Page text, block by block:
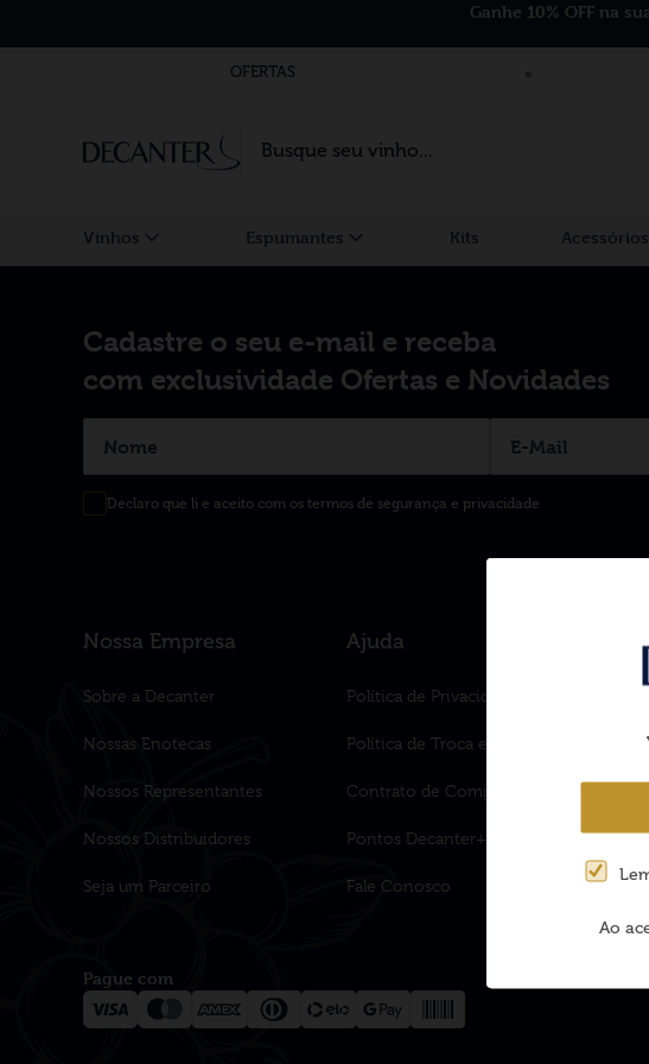
Ganhe 10% OFF na
OFERTAS
Vinhos Espumantes Kits Acessórios
Ao
Cadastre o seu e-mail e receba
com exclusividade Ofertas e Novidades
Declaro que li e aceito com os termos de segurança e privacidade
Nossa Empresa
Sobre a Decanter
Nossas Enotecas
Nossos Representantes
Nossos Distribuidores
Seja um Parceiro
Ajuda
Política de Privacidade
Política de Troca e Devolução
Contrato de Compra
Pontos Decanter+
Fale Conosco
Pague com